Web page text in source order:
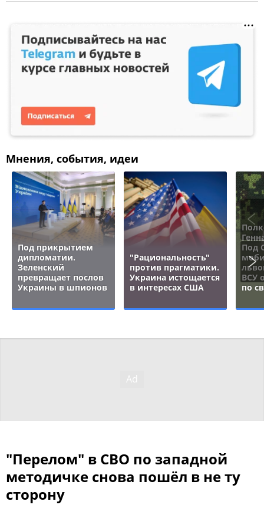
Мнения, события, идеи
Под прикрытием
дипломатии.
Зеленский
превращает послов
Украины в шпионов
"Рациональность"
против прагматики.
Украина истощается
в интересах США
Под
ВСУ
по
"Перелом" в СВО по западной
методичке снова пошёл в не ту
сторону